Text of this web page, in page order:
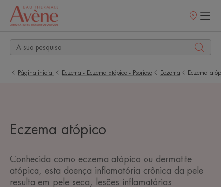
Pontos
Página inicial Eczema - Eczema atópico - Psoríase Eczema Eczema
Eczema atópico
Conhecida como eczema atópico ou dermatite
atópica, esta doença inflamatória crônica da pele
resulta em pele seca, lesões inflamatórias